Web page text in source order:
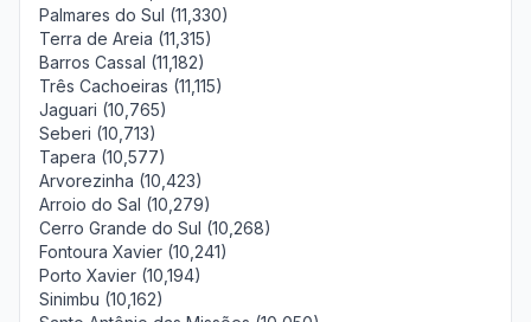
Palmares do Sul (11,330)
Terra de Areia (11,315)
Barros Cassal (11,182)
Três Cachoeiras (11,115)
Jaguari (10,765)
Seberi (10,713)
Tapera (10,577)
Arvorezinha (10,423)
Arroio do Sal (10,279)
Cerro Grande do Sul (10,268)
Fontoura Xavier (10,241)
Porto Xavier (10,194)
Sinimbu (10,162)